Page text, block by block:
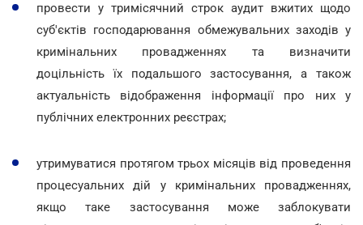
провести у тримісячний строк аудит вжитих щодо
суб'єктів господарювання обмежувальних заходів у
кримінальних провадженнях та визначити
доцільність їх подальшого застосування, а також
актуальність відображення інформації про них у
публічних електронних реєстрах;
утримуватися протягом трьох місяців від проведення
процесуальних дій у кримінальних провадженнях,
якщо таке застосування може заблокувати